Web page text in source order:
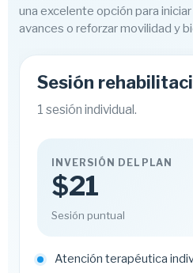
una excelente opción para
avances o reforzar movilidad y
Sesión
1 sesión individual.
INVERSIÓN DEL PLAN
$21
Sesión puntual
Atención terapéutica